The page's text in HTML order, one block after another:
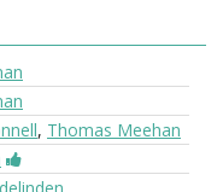
, Thomas Meehan